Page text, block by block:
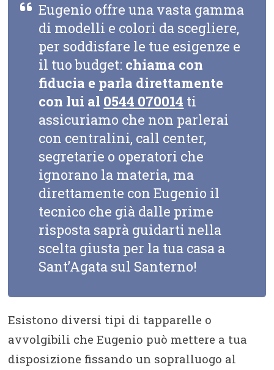
Eugenio offre una vasta gamma
di modelli e colori da scegliere,
per soddisfare le tue esigenze e
il tuo budget: chiama con
fiducia e parla direttamente
con lui al 0544 070014 ti
assicuriamo che non parlerai
con centralini, call center,
segretarie o operatori che
ignorano la materia, ma
direttamente con Eugenio il
tecnico che già dalle prime
risposta saprà guidarti nella
scelta giusta per la tua casa a
Sant’Agata sul Santerno!
Esistono diversi tipi di tapparelle o
avvolgibili che Eugenio può mettere a tua
disposizione fissando un sopralluogo al